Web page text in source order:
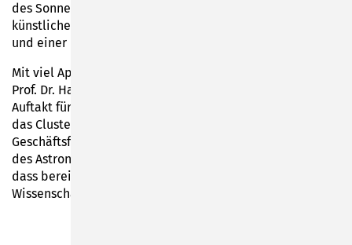
des Sonneberger Publikums, etwa zum Thema der
künstlichen Intelligenz, antwortete er mit Charme, Witz
und einer Portion Nachdenklichkeit.
Mit viel Applaus seines Sonneberger Publikums wurde
Prof. Dr. Harald Lesch bedacht. Sein Vortrag war der
Auftakt für eine ganze Vortragsreihe, die gemeinsam über
das Cluster „MINT-SON“ organisiert wird. Dr. Peter Kroll,
Geschäftsführer der 4pi Systeme GmbH und Vorsitzender
des Astronomiemuseums e. V., erläuterte zum Abschluss,
dass bereits im Juni und im Herbst nächste hochkarätige
Wissenschaftler nach Sonneberg kommen werden.